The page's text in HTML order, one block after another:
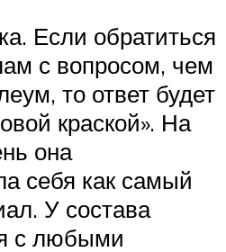
Если обратиться
с вопросом, чем
то ответ будет
краской». На
она
себя как самый
У состава
с любыми